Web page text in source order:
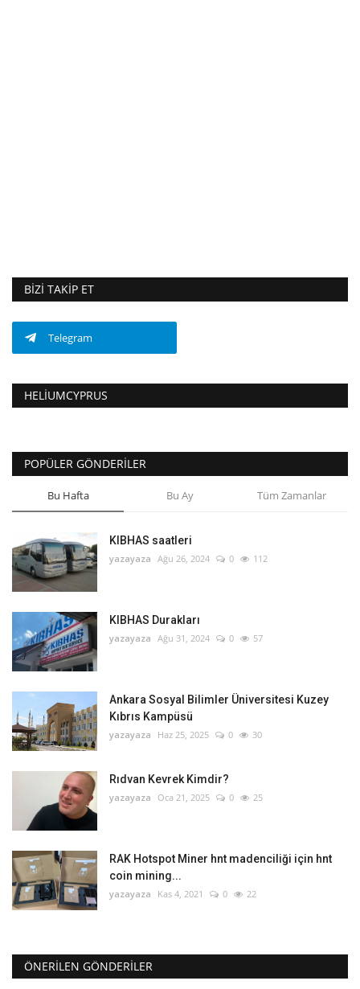
BIZI TAKIP ET
Telegram
HELIUMCYPRUS
POPÜLER GÖNDERILER
Bu Hafta Bu Ay Tüm Zamanlar
KIBHAS saatleri
yazayaza Ağu 26, 2024 0 112
KIBHAS Durakları
yazayaza Ağu 31, 2024 0 57
Ankara Sosyal Bilimler Üniversitesi Kuzey
Kıbrıs Kampüsü
yazayaza Haz 25, 2025 0 30
Rıdvan Kevrek Kimdir?
yazayaza Oca 21, 2025 0 25
RAK Hotspot Miner hnt madenciliği için hnt
coin mining...
yazayaza Kas 4, 2021 0 22
ÖNERILEN GÖNDERILER